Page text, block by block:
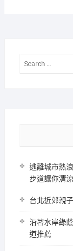
逃離城市熱
步道讓你清
台北近郊親
沿著水岸綠
道推薦